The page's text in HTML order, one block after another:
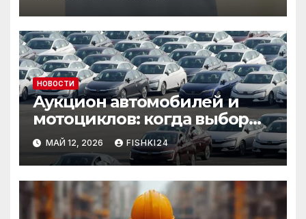
НОВОСТИ
Аукцион автомобилей и
мотоциклов: когда выбор
становится осознанным
МАЙ 12, 2026 FISHKI24